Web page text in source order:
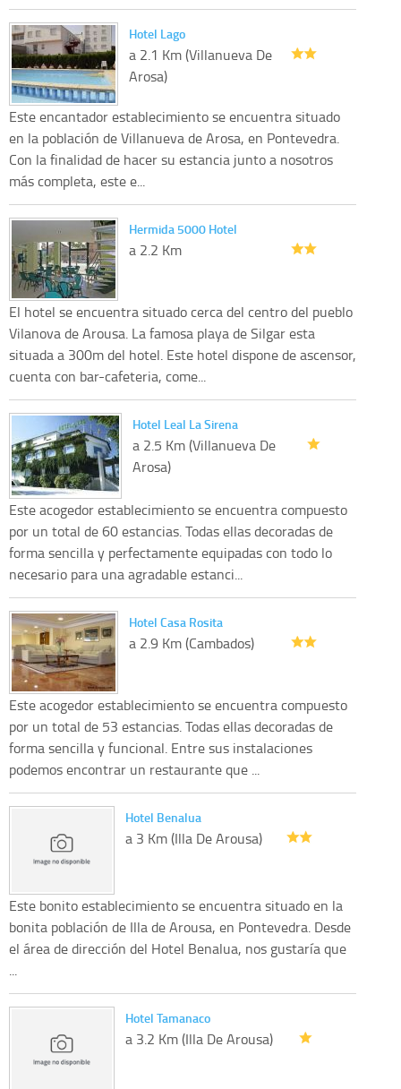
Hotel Lago
a 2.1 Km (Villanueva De
Arosa)
Este encantador establecimiento se encuentra situado
en la población de Villanueva de Arosa, en Pontevedra.
Con la finalidad de hacer su estancia junto a nosotros
más completa, este e...
Hermida 5000 Hotel
a 2.2 Km
El hotel se encuentra situado cerca del centro del pueblo
Vilanova de Arousa. La famosa playa de Silgar esta
situada a 300m del hotel. Este hotel dispone de ascensor,
cuenta con bar-cafeteria, come...
Hotel Leal La Sirena
a 2.5 Km (Villanueva De
Arosa)
Este acogedor establecimiento se encuentra compuesto
por un total de 60 estancias. Todas ellas decoradas de
forma sencilla y perfectamente equipadas con todo lo
necesario para una agradable estanci...
Hotel Casa Rosita
a 2.9 Km (Cambados)
Este acogedor establecimiento se encuentra compuesto
por un total de 53 estancias. Todas ellas decoradas de
forma sencilla y funcional. Entre sus instalaciones
podemos encontrar un restaurante que ...
Hotel Benalua
a 3 Km (Illa De Arousa)
Este bonito establecimiento se encuentra situado en la
bonita población de Illa de Arousa, en Pontevedra. Desde
el área de dirección del Hotel Benalua, nos gustaría que
...
Hotel Tamanaco
a 3.2 Km (Illa De Arousa)